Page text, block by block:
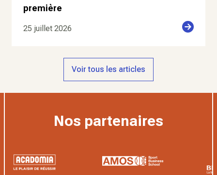
première
25 juillet 2026
Voir tous les articles
Nos partenaires